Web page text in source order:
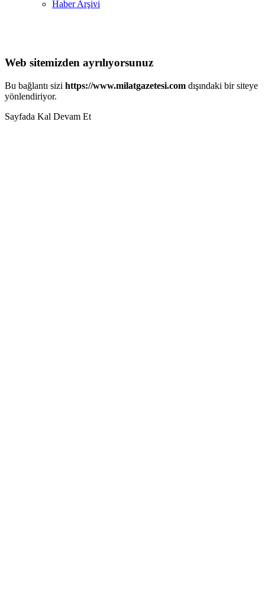
Haber Arşivi
Web sitemizden ayrılıyorsunuz
Bu bağlantı sizi https://www.milatgazetesi.com dışındaki bir siteye
yönlendiriyor.
Sayfada Kal Devam Et